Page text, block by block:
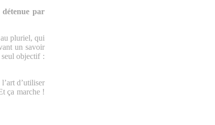
par
pluriel, qui
un savoir
objectif :
d’utiliser
ça marche !